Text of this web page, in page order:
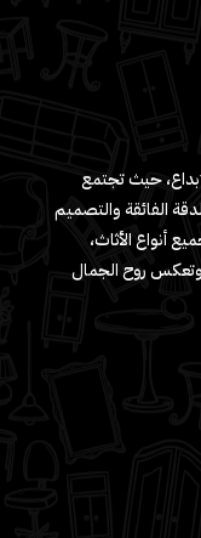
حيث تجتمع
لأكثر من ٣٠ عامًا مع الدقة الفائقة والتصميم
أنواع الأثاث،
روح الجمال